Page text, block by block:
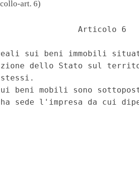
art. 6)
Articolo 6
sui beni immobili
dello Stato sul
beni mobili sono